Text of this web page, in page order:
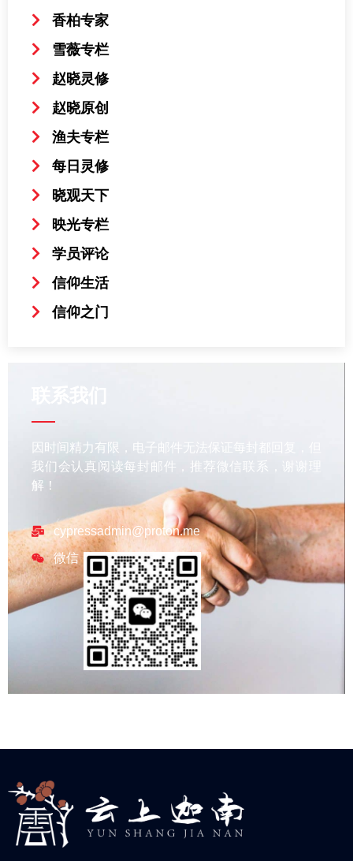
香柏专家
雪薇专栏
赵晓灵修
赵晓原创
渔夫专栏
每日灵修
晓观天下
映光专栏
学员评论
信仰生活
信仰之门
因时间精力有限，电子邮件无法保证每封都回复，但
我们会认真阅读每封邮件，推荐微信联系，谢谢理
解！
cypressadmin@proton.me
微信